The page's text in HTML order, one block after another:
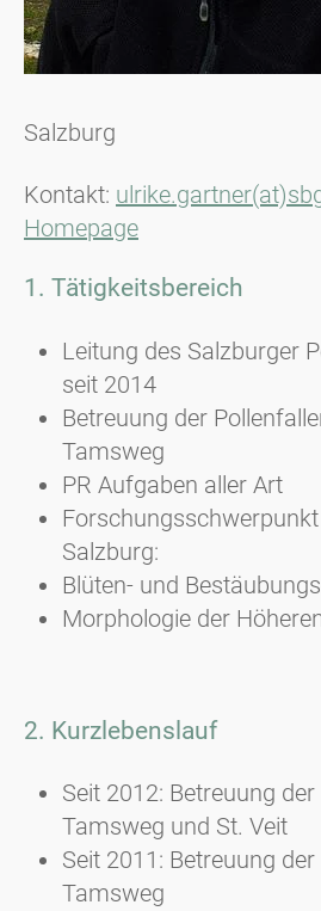
Salzburg
Kontakt:
Homepage
1. Tätigkeitsbereich
Leitung des Salzburger
seit 2014
Betreuung der
Tamsweg
PR Aufgaben aller Art
Salzburg:
Blüten- und
Morphologie der
2. Kurzlebenslauf
Seit 2012: Betreuung
Tamsweg und St. Veit
Seit 2011: Betreuung
Tamsweg